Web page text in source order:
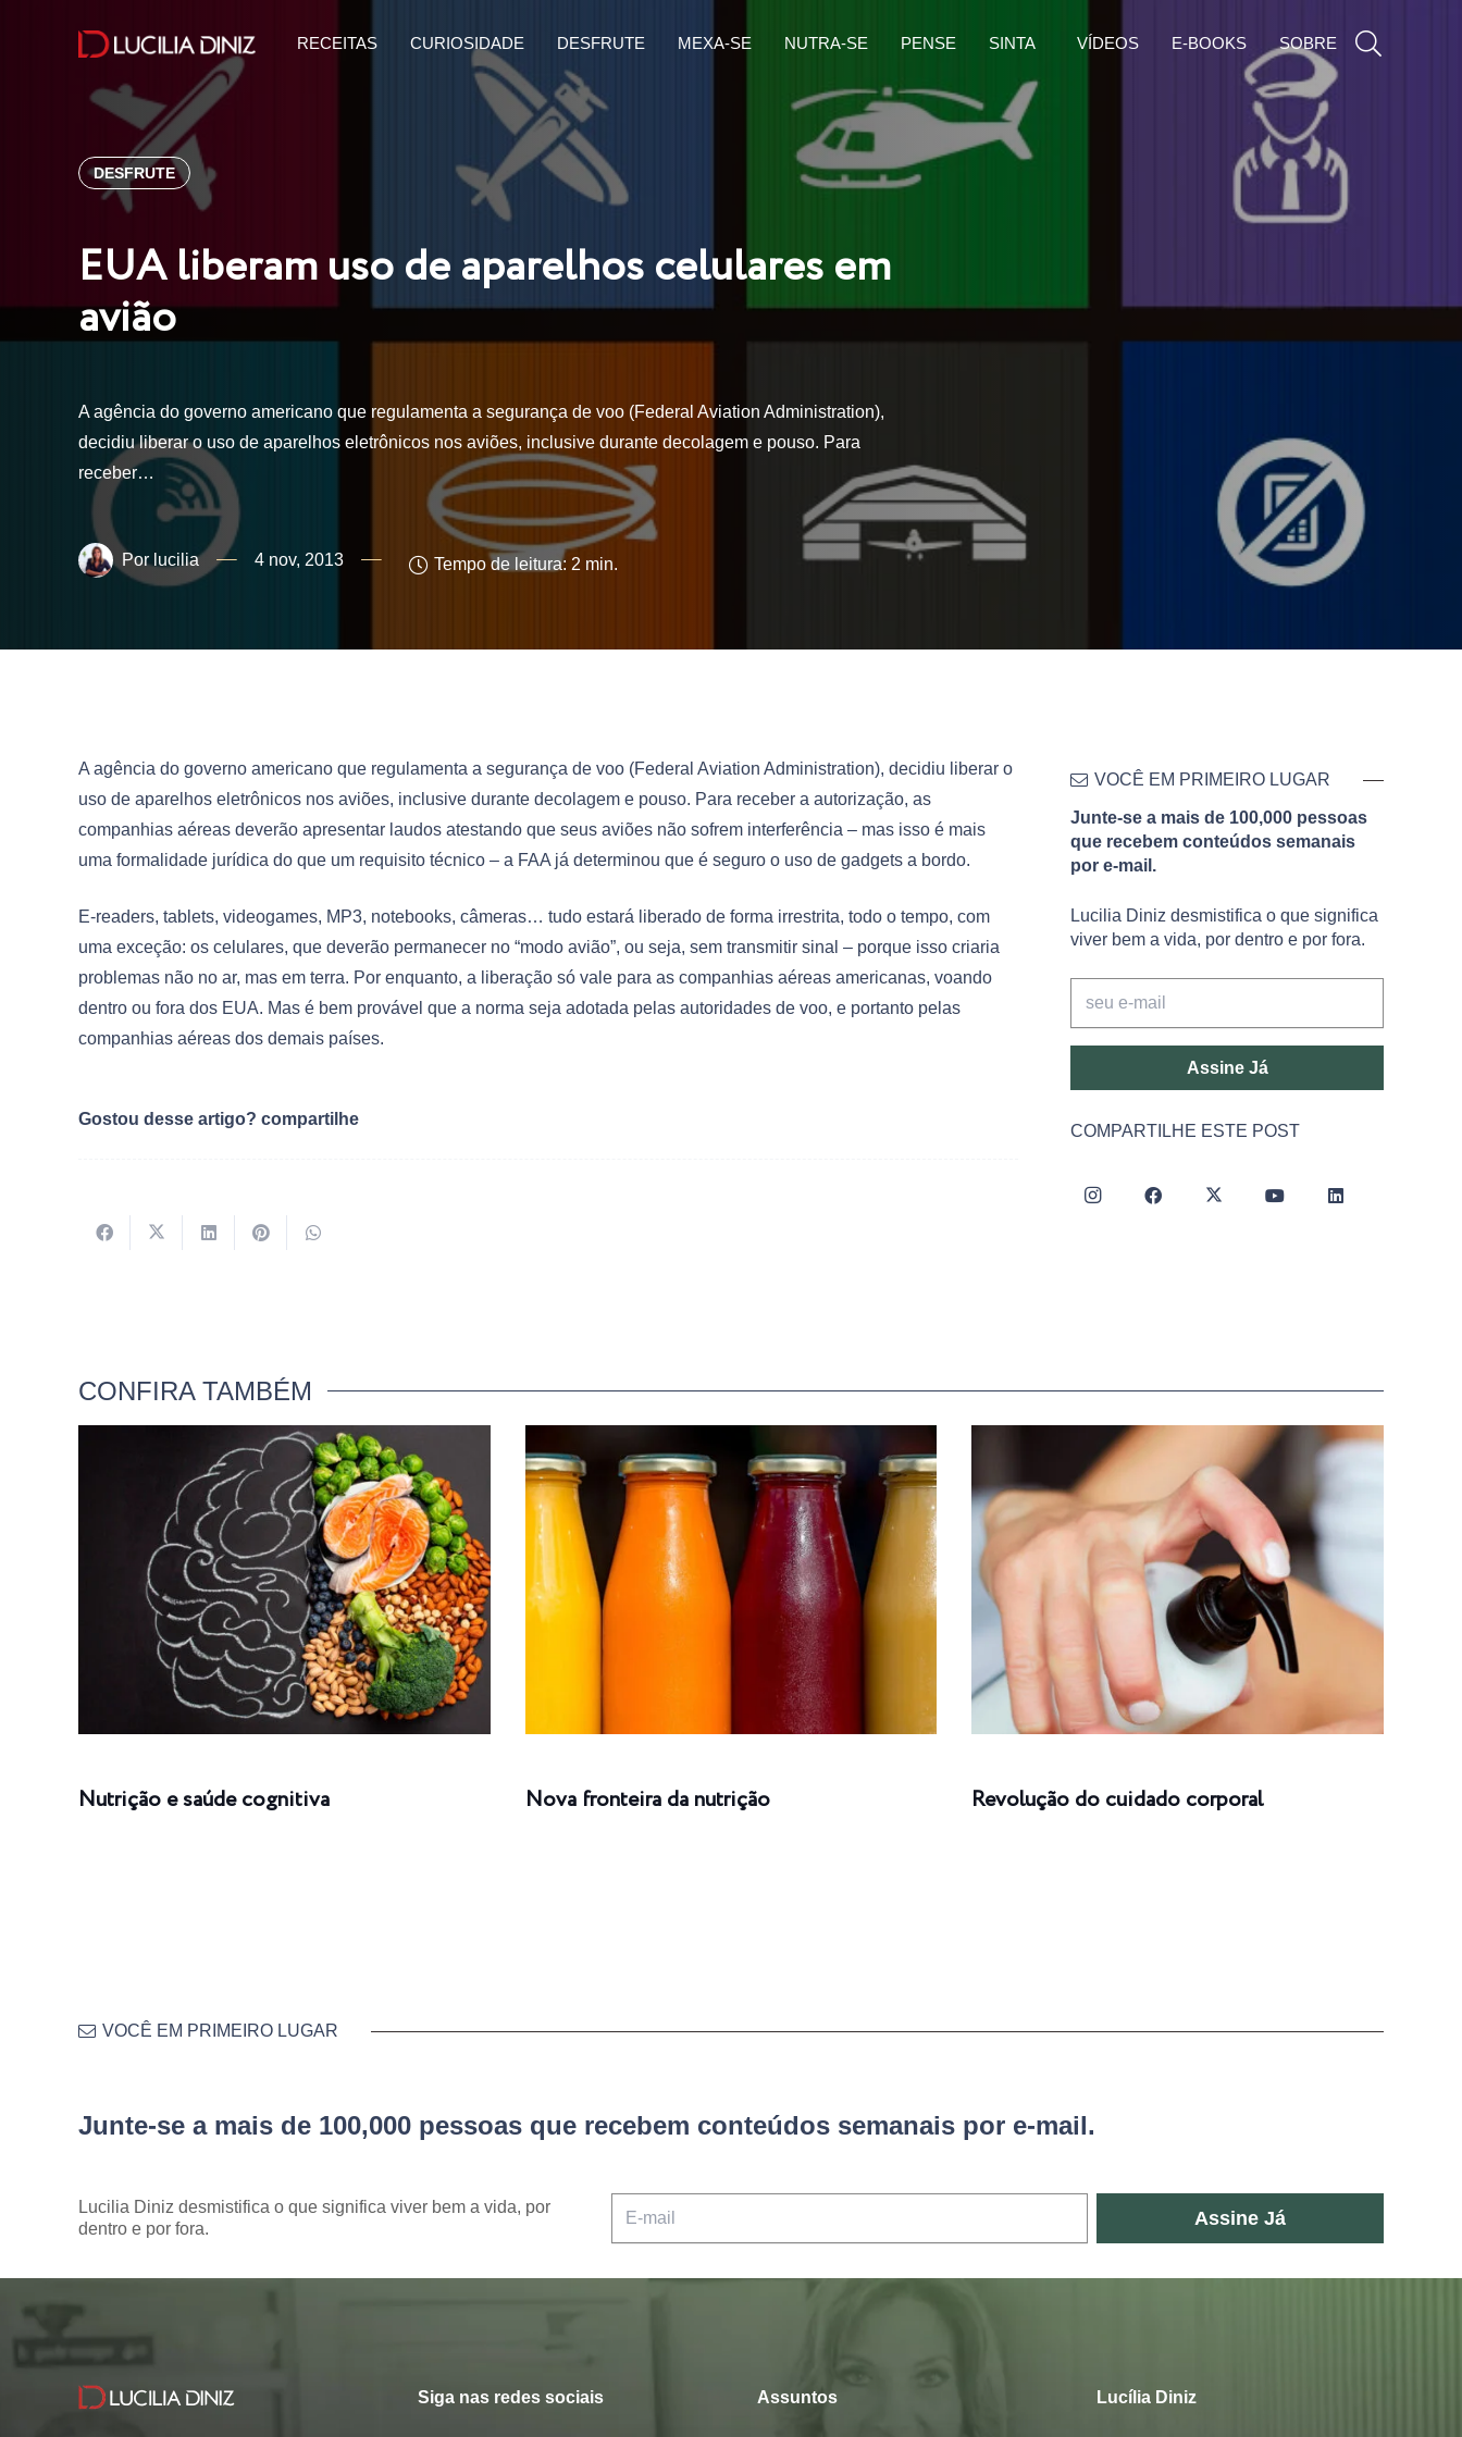
RECEITAS CURIOSIDADE DESFRUTE MEXA-SE NUTRA-SE PENSE SINTA VÍDEOS E-BOOKS SOBRE
DESFRUTE
EUA liberam uso de aparelhos celulares em
avião
A agência do governo americano que regulamenta a segurança de voo (Federal Aviation Administration),
decidiu liberar o uso de aparelhos eletrônicos nos aviões, inclusive durante decolagem e pouso. Para
receber…
lucilia 4 nov, 2013 Tempo de leitura: 2 min.
A agência do governo americano que regulamenta a segurança de voo (Federal Aviation Administration), decidiu liberar o
uso de aparelhos eletrônicos nos aviões, inclusive durante decolagem e pouso. Para receber a autorização, as
companhias aéreas deverão apresentar laudos atestando que seus aviões não sofrem interferência – mas isso é mais
uma formalidade jurídica do que um requisito técnico – a FAA já determinou que é seguro o uso de gadgets a bordo.
E-readers, tablets, videogames, MP3, notebooks, câmeras… tudo estará liberado de forma irrestrita, todo o tempo, com
uma exceção: os celulares, que deverão permanecer no “modo avião”, ou seja, sem transmitir sinal – porque isso criaria
problemas não no ar, mas em terra. Por enquanto, a liberação só vale para as companhias aéreas americanas, voando
dentro ou fora dos EUA. Mas é bem provável que a norma seja adotada pelas autoridades de voo, e portanto pelas
companhias aéreas dos demais países.
Gostou desse artigo? compartilhe
VOCÊ EM PRIMEIRO LUGAR
Junte-se a mais de 100,000 pessoas
que recebem conteúdos semanais
por e-mail.
Lucilia Diniz desmistifica o que significa
viver bem a vida, por dentro e por fora.
Assine Já
COMPARTILHE ESTE POST
CONFIRA TAMBÉM
Nutrição e saúde cognitiva Nova fronteira da nutrição Revolução do cuidado corporal
VOCÊ EM PRIMEIRO LUGAR
Junte-se a mais de 100,000 pessoas que recebem conteúdos semanais por e-mail.
Lucilia Diniz desmistifica o que significa viver bem a vida, por
dentro e por fora.
Assine Já
Siga nas redes sociais Assuntos Lucília Diniz